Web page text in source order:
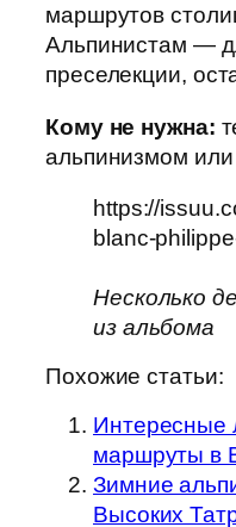
маршрутов
Альпинистам —
преселекции,
Кому не нужна:
альпинизмом
https://
blanc-
Несколько
из альбома
Похожие статьи:
Интересные
маршруты в
Зимние
Высоких